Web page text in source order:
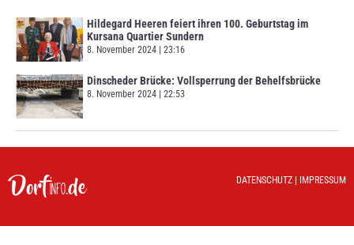
Hildegard Heeren feiert ihren 100. Geburtstag im
Kursana Quartier Sundern
8. November 2024 23:16
Dinscheder Brücke: Vollsperrung der Behelfsbrücke
8. November 2024 22:53
DATENSCHUTZ IMPRESSUM